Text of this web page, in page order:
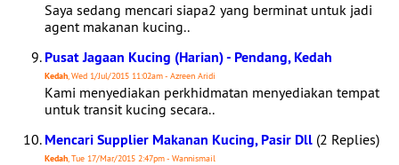
Saya sedang mencari siapa2 yang berminat untuk jadi
agent makanan kucing..
Pusat Jagaan Kucing (Harian) - Pendang, Kedah
Kedah, Wed 1/Jul/2015 11:02am - Azreen Aridi
Kami menyediakan perkhidmatan menyediakan tempat
untuk transit kucing secara..
Mencari Supplier Makanan Kucing, Pasir Dll (2 Replies)
Kedah, Tue 17/Mar/2015 2:47pm - Wannismail